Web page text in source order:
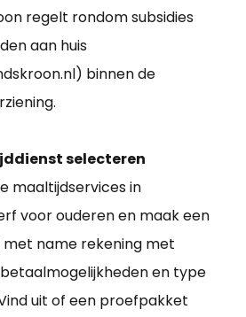
regelt rondom subsidies
aan huis
binnen de
selecteren
maaltijdservices in
voor ouderen en maak een
met name rekening met
en type
uit of een proefpakket